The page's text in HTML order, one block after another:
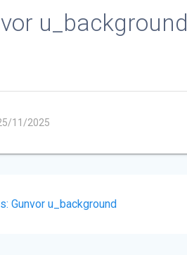
u_background
11/2025
Previous
Gunvor u_background